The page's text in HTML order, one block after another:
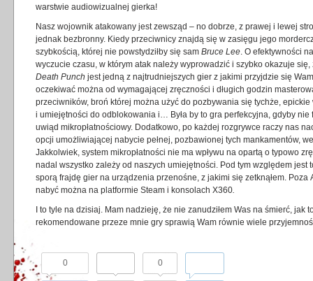
warstwie audiowizualnej gierka!
Nasz wojownik atakowany jest zewsząd – no dobrze, z prawej i lewej
jednak bezbronny. Kiedy przeciwnicy znajdą się w zasięgu jego
szybkością, której nie powstydziłby się sam Bruce Lee . O efektywności
wyczucie czasu, w którym atak należy wyprowadzić i szybko okazuje
Death Punch jest jedną z najtrudniejszych gier z jakimi przyjdzie się
oczekiwać można od wymagającej zręczności i długich godzin
przeciwników, broń której można użyć do pozbywania się tychże,
i umiejętności do odblokowania i… Była by to gra perfekcyjna, gdyby
uwiąd mikropłatnościowy. Dodatkowo, po każdej rozgrywce raczy nas
opcji umożliwiającej nabycie pełnej, pozbawionej tych mankamentów,
Jakkolwiek, system mikropłatności nie ma wpływu na opartą o typowo
nadal wszystko zależy od naszych umiejętności. Pod tym względem jest
sporą frajdę gier na urządzenia przenośne, z jakimi się zetknąłem. Poza
nabyć można na platformie Steam i konsolach X360
I to tyle na dzisiaj. Mam nadzieję, że nie zanudziłem Was na śmierć, jak
rekomendowane przeze mnie gry sprawią Wam równie wiele
0 0